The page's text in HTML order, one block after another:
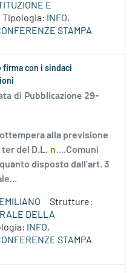
E
Tipologia:
INFO,
STAMPA
firma con i sindaci
di Pubblicazione 29-
alla previsione
ter del D.L. n....Comuni
disposto dall’art. 3
Strutture:
DELLA
INFO,
STAMPA